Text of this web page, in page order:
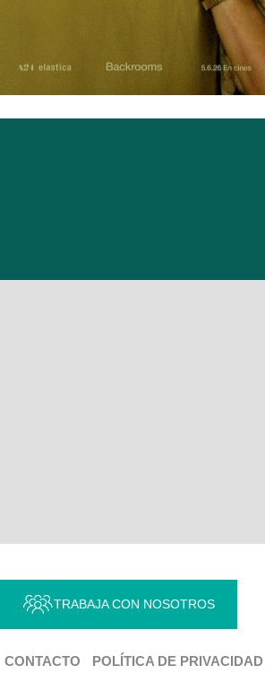
TRABAJA CON NOSOTROS
CONTACTO POLÍTICA DE PRIVACIDAD